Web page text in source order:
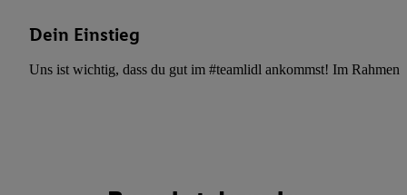
Dein Einstieg
Uns ist wichtig, dass du gut im #teamlidl ankommst! Im Rahmen